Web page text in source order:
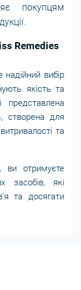
покупцям
Remedies
вибір
якість та
представлена
створена для
та
ви отримуєте
засобів, які
та досягати